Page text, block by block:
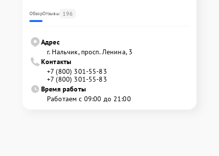
ОбзорОтзывы 196
Адрес
г. Нальчик, просп. Ленина, 3
Контакты
+7 (800) 301-55-83
+7 (800) 301-55-83
Время работы
Работаем с 09:00 до 21:00